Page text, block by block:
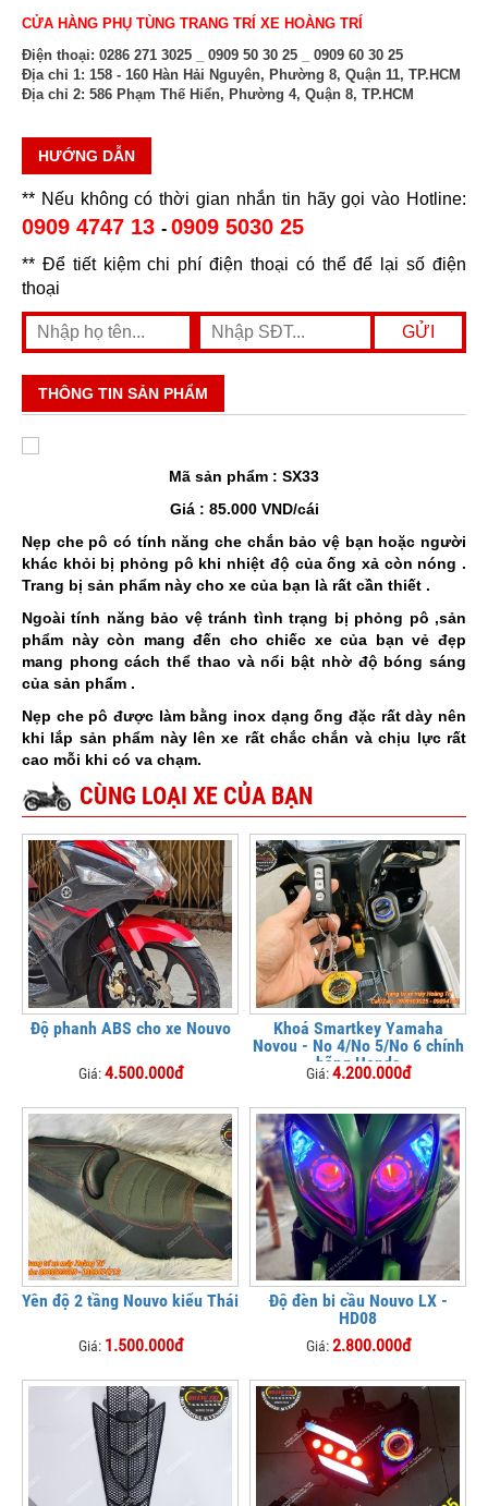
CỬA HÀNG PHỤ TÙNG TRANG TRÍ XE HOÀNG TRÍ
Điện thoại: 0286 271 3025 _ 0909 50 30 25 _ 0909 60 30 25
Địa chỉ 1: 158 - 160 Hàn Hải Nguyên, Phường 8, Quận 11, TP.HCM
Địa chỉ 2: 586 Phạm Thế Hiển, Phường 4, Quận 8, TP.HCM
HƯỚNG DẪN
** Nếu không có thời gian nhắn tin hãy gọi vào Hotline:
0909 4747 13 - 0909 5030 25
** Để tiết kiệm chi phí điện thoại có thể để lại số điện
thoại
THÔNG TIN SẢN PHẨM
Mã sản phẩm : SX33
Giá : 85.000 VND/cái
Nẹp che pô có tính năng che chắn bảo vệ bạn hoặc người
khác khỏi bị phỏng pô khi nhiệt độ của ống xả còn nóng .
Trang bị sản phẩm này cho xe của bạn là rất cần thiết .
Ngoài tính năng bảo vệ tránh tình trạng bị phỏng pô ,sản
phẩm này còn mang đến cho chiếc xe của bạn vẻ đẹp
mang phong cách thể thao và nổi bật nhờ độ bóng sáng
của sản phẩm .
Nẹp che pô được làm bằng inox dạng ống đặc rất dày nên
khi lắp sản phẩm này lên xe rất chắc chắn và chịu lực rất
cao mỗi khi có va chạm.
CÙNG LOẠI XE CỦA BẠN
Độ phanh ABS cho xe Nouvo
Giá:4.500.000đ
Khoá Smartkey Yamaha
Novou - No 4/No 5/No 6 chính
hãng Honda
Giá:4.200.000đ
Yên độ 2 tầng Nouvo kiểu Thái
Giá: 1.500.000đ
Độ đèn bi cầu Nouvo LX -
HD08
Giá:2.800.000đ